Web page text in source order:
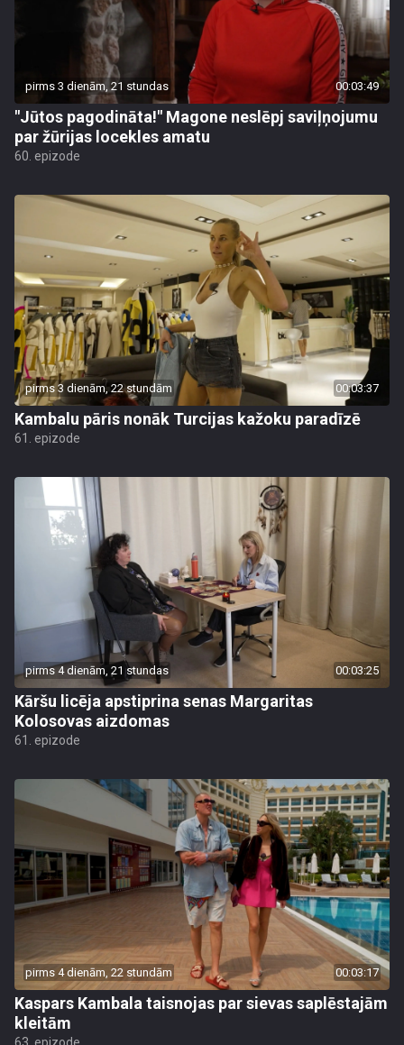
pirms 3 dienām, 21 stundas 00:03:49
"Jūtos pagodināta!" Magone neslēpj saviļņojumu
par žūrijas locekles amatu
60. epizode
pirms 3 dienām, 22 stundām 00:03:37
Kambalu pāris nonāk Turcijas kažoku paradīzē
61. epizode
pirms 4 dienām, 21 stundas 00:03:25
Kāršu licēja apstiprina senas Margaritas
Kolosovas aizdomas
61. epizode
pirms 4 dienām, 22 stundām 00:03:17
Kaspars Kambala taisnojas par sievas saplēstajām
kleitām